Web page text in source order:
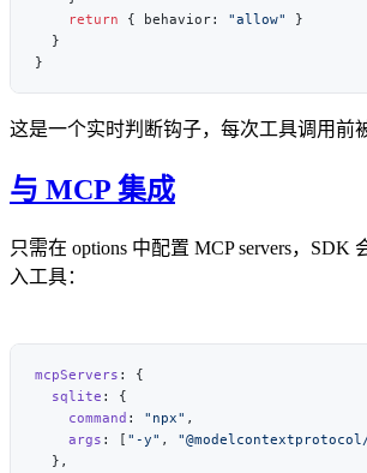
    return
{ behavior: "allow"
这是一个实时判断钩子，每次工具调用前
与 MCP 集成
只需在 options 中配置 MCP servers，SDK
入工具：
mcpServers
  sqlite
    command
: "npx"
    args
: [ "-y" ,